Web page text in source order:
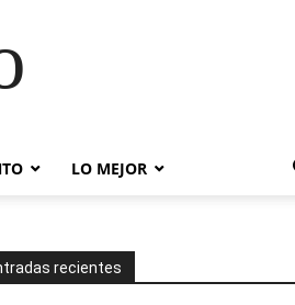
LO MEJOR
recientes